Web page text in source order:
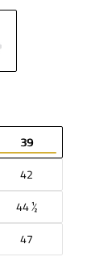
39
42
44 ½
47